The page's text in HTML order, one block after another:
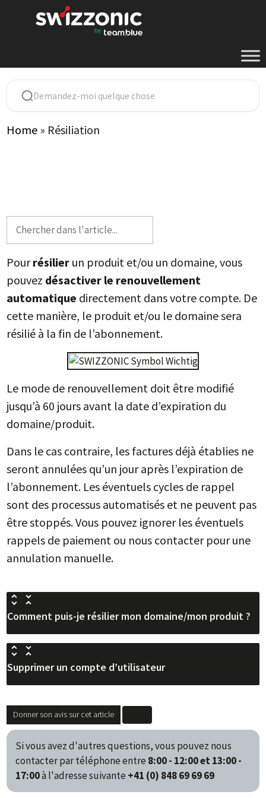
Home » Résiliation
Pourrésilier un produit et/ou un domaine, vous
pouvez désactiver le renouvellement
automatique directement dans votre compte. De
cette manière, le produit et/ou le domaine sera
résilié à la fin de l’abonnement.
Le mode de renouvellement doit être modifié
jusqu’à 60 jours avant la date d’expiration du
domaine/produit.
Dans le cas contraire, les factures déjà établies ne
seront annulées qu’un jour après l’expiration de
l’abonnement. Les éventuels cycles de rappel
sont des processus automatisés et ne peuvent pas
être stoppés. Vous pouvez ignorer les éventuels
rappels de paiement ou nous contacter pour une
annulation manuelle.
Comment puis-je résilier mon domaine/mon produit ?
Supprimer un compte d’utilisateur
Donner son avis sur cet article
Si vous avez d'autres questions, vous pouvez nous
contacter par téléphone entre 8:00 - 12:00 et 13:00 -
17:00à l'adresse suivante +41 (0) 848 69 69 69